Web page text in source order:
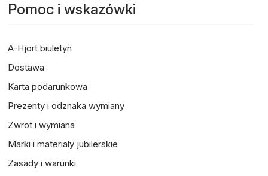
Pomoc i wskazówki
A-Hjort biuletyn
Dostawa
Karta podarunkowa
Prezenty i odznaka wymiany
Zwrot i wymiana
Marki i materiały jubilerskie
Zasady i warunki